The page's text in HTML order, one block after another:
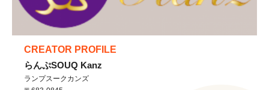
CREATOR PROFILE
らんぷSOUQ Kanz
ランプスークカンズ